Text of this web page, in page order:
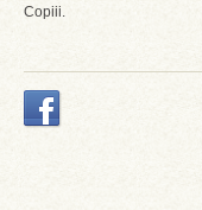
Copiii.